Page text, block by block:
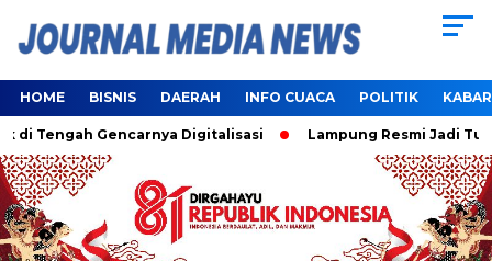
HOME BISNIS DAERAH INFO CUACA POLITIK
Tengah Gencarnya Digitalisasi Lampung Resmi Jadi Tuan